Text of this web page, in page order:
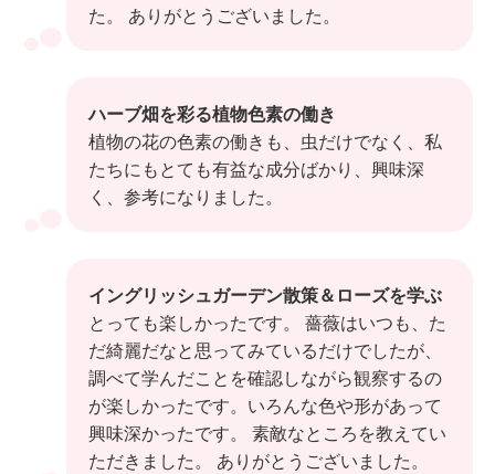
た。 ありがとうございました。
ハーブ畑を彩る植物色素の働き
植物の花の色素の働きも、虫だけでなく、私
たちにもとても有益な成分ばかり、興味深
く、参考になりました。
イングリッシュガーデン散策＆ローズを学ぶ
とっても楽しかったです。 薔薇はいつも、た
だ綺麗だなと思ってみているだけでしたが、
調べて学んだことを確認しながら観察するの
が楽しかったです。いろんな色や形があって
興味深かったです。 素敵なところを教えてい
ただきました。 ありがとうございました。